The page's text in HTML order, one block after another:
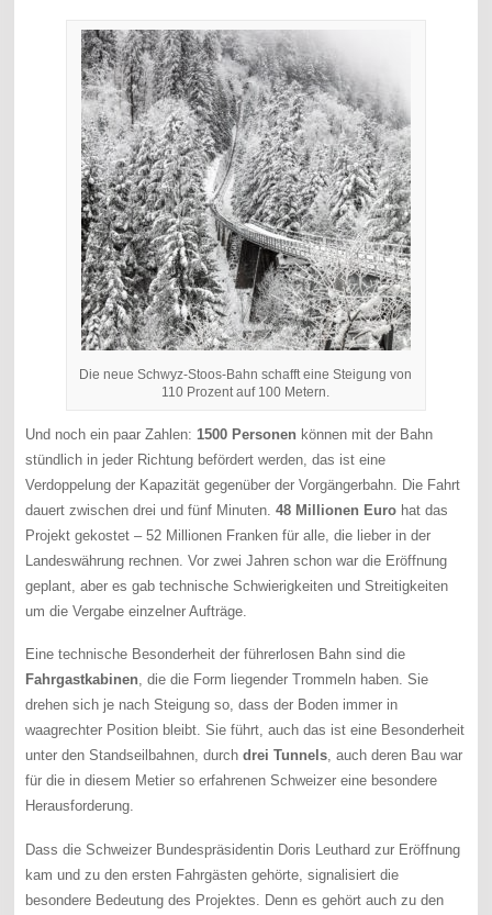
Die neue Schwyz-Stoos-Bahn schafft eine Steigung von
110 Prozent auf 100 Metern.
Und noch ein paar Zahlen:1500 Personen können mit der Bahn
stündlich in jeder Richtung befördert werden, das ist eine
Verdoppelung der Kapazität gegenüber der Vorgängerbahn. Die Fahrt
dauert zwischen drei und fünf Minuten.48 Millionen Euro hat das
Projekt gekostet – 52 Millionen Franken für alle, die lieber in der
Landeswährung rechnen. Vor zwei Jahren schon war die Eröffnung
geplant, aber es gab technische Schwierigkeiten und Streitigkeiten
um die Vergabe einzelner Aufträge.
Eine technische Besonderheit der führerlosen Bahn sind die
Fahrgastkabinen, die die Form liegender Trommeln haben. Sie
drehen sich je nach Steigung so, dass der Boden immer in
waagrechter Position bleibt. Sie führt, auch das ist eine Besonderheit
unter den Standseilbahnen, durchdrei Tunnels, auch deren Bau war
für die in diesem Metier so erfahrenen Schweizer eine besondere
Herausforderung.
Dass die Schweizer Bundespräsidentin Doris Leuthard zur Eröffnung
kam und zu den ersten Fahrgästen gehörte, signalisiert die
besondere Bedeutung des Projektes. Denn es gehört auch zu den